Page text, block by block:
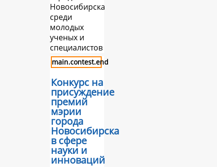
Новосибирска
среди
молодых
ученых и
специалистов
main.contest.end
Конкурс на
присуждение
премий
мэрии
города
Новосибирска
в сфере
науки и
инноваций